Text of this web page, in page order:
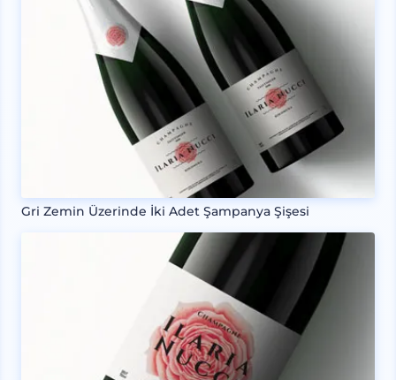
Gri Zemin Üzerinde İki Adet Şampanya Şişesi